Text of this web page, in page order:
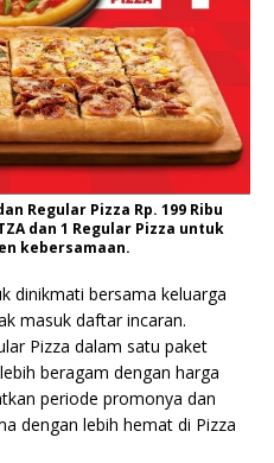
Regular Pizza Rp. 199 Ribu
dan 1 Regular Pizza untuk
kebersamaan.
dinikmati bersama keluarga
masuk daftar incaran.
Pizza dalam satu paket
beragam dengan harga
periode promonya dan
dengan lebih hemat di Pizza